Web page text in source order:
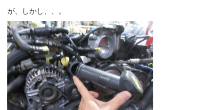
が、しかし、、。